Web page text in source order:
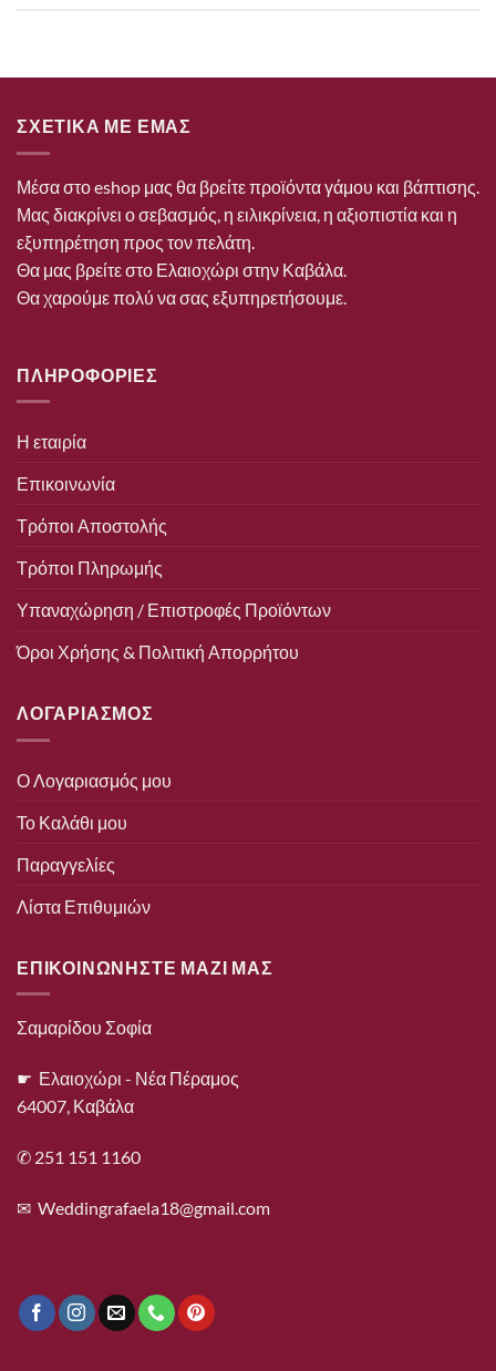
ΣΧΕΤΙΚΑ ΜΕ ΕΜΑΣ
Μέσα στο eshop μας θα βρείτε προϊόντα γάμου και βάπτισης.
Μας διακρίνει ο σεβασμός, η ειλικρίνεια, η αξιοπιστία και η
εξυπηρέτηση προς τον πελάτη.
Θα μας βρείτε στο Ελαιοχώρι στην Καβάλα.
Θα χαρούμε πολύ να σας εξυπηρετήσουμε.
ΠΛΗΡΟΦΟΡΙΕΣ
Η εταιρία
Επικοινωνία
Τρόποι Αποστολής
Τρόποι Πληρωμής
Υπαναχώρηση / Επιστροφές Προϊόντων
Όροι Χρήσης & Πολιτική Απορρήτου
ΛΟΓΑΡΙΑΣΜΟΣ
Ο Λογαριασμός μου
Το Καλάθι μου
Παραγγελίες
Λίστα Επιθυμιών
ΕΠΙΚΟΙΝΩΝΗΣΤΕ ΜΑΖΙ ΜΑΣ
Σαμαρίδου Σοφία
☛ Ελαιοχώρι - Νέα Πέραμος
64007, Καβάλα
✆ 251 151 1160
✉ Weddingrafaela18@gmail.com